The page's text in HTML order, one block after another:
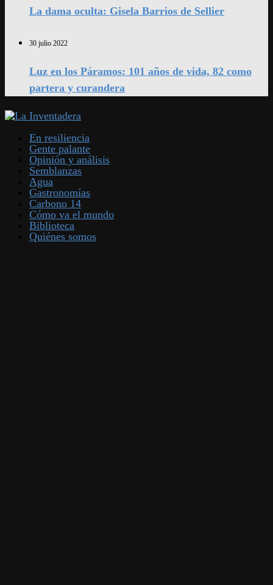
La dama oculta: Gisela Barrios de Sellier
30 julio 2022
Luz en los Páramos: 101 años de vida, 82 como
partera y curandera
En resiliencia
Gente palante
Opinión y análisis
Semblanzas
Agua
Gastronomías
Carbono 14
Cómo va el mundo
Biblioteca
Quiénes somos